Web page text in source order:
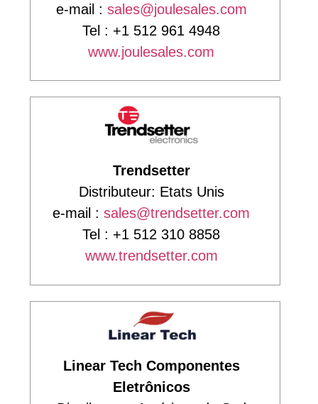
e-mail : sales@joulesales.com
Tel : +1 512 961 4948
www.joulesales.com
Trendsetter
Distributeur: Etats Unis
e-mail :sales@trendsetter.com
Tel : +1 512 310 8858
www.trendsetter.com
Linear Tech Componentes
Eletrônicos